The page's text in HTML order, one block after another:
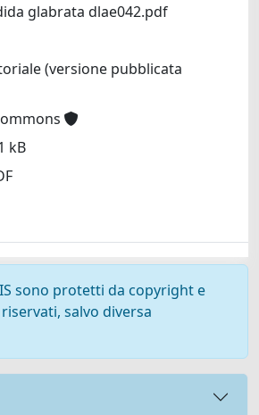
glabrata dlae042.pdf
(versione pubblicata
kB
sono protetti da copyright e
salvo diversa